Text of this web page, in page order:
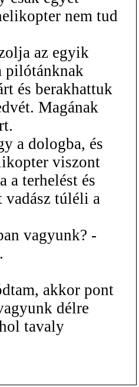
nem tud
az egyik
pilótánknak
és berakhattuk
Magának
a dologba, és
viszont
a terhelést és
vadász túléli a
vagyunk? -
akkor pont
délre
tavaly